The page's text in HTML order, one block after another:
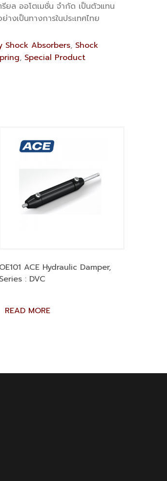
ยล ออโตเมชั่น จำกัด เป็นตัวแทน
างเป็นทางการในประเทศไทย
Shock Absorbers, Shock
, Special Product
OE101 ACE Hydraulic Damper,
Series : DVC
READ MORE